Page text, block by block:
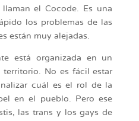
el Cocode. Es una
los problemas de las
están muy alejadas.
está organizada en un
territorio. No es fácil estar
cuál es el rol de la
en el pueblo. Pero ese
las trans y los gays de